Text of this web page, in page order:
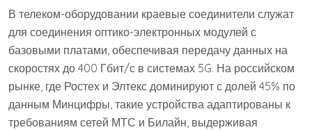
В телеком-оборудовании краевые соединители служат
для соединения оптико-электронных модулей с
базовыми платами, обеспечивая передачу данных на
скоростях до 400 Гбит/с в системах 5G. На российском
рынке, где Ростех и Элтекс доминируют с долей 45% по
данным Минцифры, такие устройства адаптированы к
требованиям сетей МТС и Билайн, выдерживая